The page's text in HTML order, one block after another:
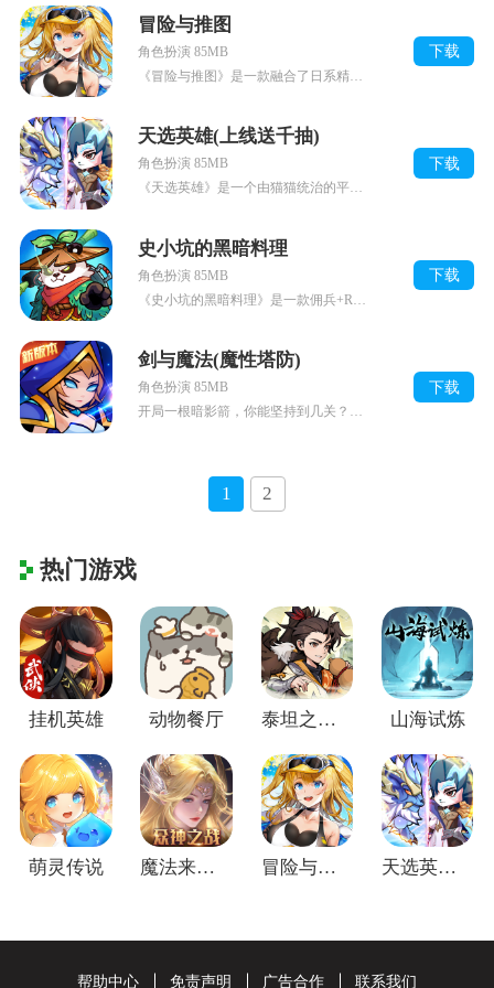
冒险与推图
角色扮演 85MB
下载
天选英雄(上线送千抽)
角色扮演 85MB
《天选英雄》是一个由猫猫统治的平行历史世界，玩家将作为主公，需要通过卡牌策略，招贤纳士，排兵布阵经历三国时期的各个历史名录与事件，猫猫的形象多样，历史名将齐聚如
下载
史小坑的黑暗料理
角色扮演 85MB
下载
剑与魔法(魔性塔防)
角色扮演 85MB
开局一根暗影箭，你能坚持到几关？《剑与魔法（魔性塔防）》是一款涂鸦画风的魔性Roguelike塔防游戏。玩家扮演主角带领联盟抵抗黑暗势力，守卫城邦横扫战场，击败
下载
1 2
热门游戏
挂机英雄 动物餐厅 泰坦之剑(江湖群侠传) 山海试炼
萌灵传说 魔法来袭(合成爽完版) 冒险与推图 天选英雄(上线送千抽)
帮助中心 免责声明 广告合作 联系我们